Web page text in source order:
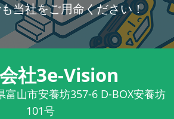
当社をご用命ください！
社3e-Vision
富山市安養坊357-6 D-BOX安養坊
101号